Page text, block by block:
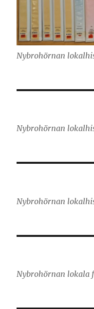
Nybrohörnan
Nybrohörnan
Nybrohörnan
Nybrohörnan lokala